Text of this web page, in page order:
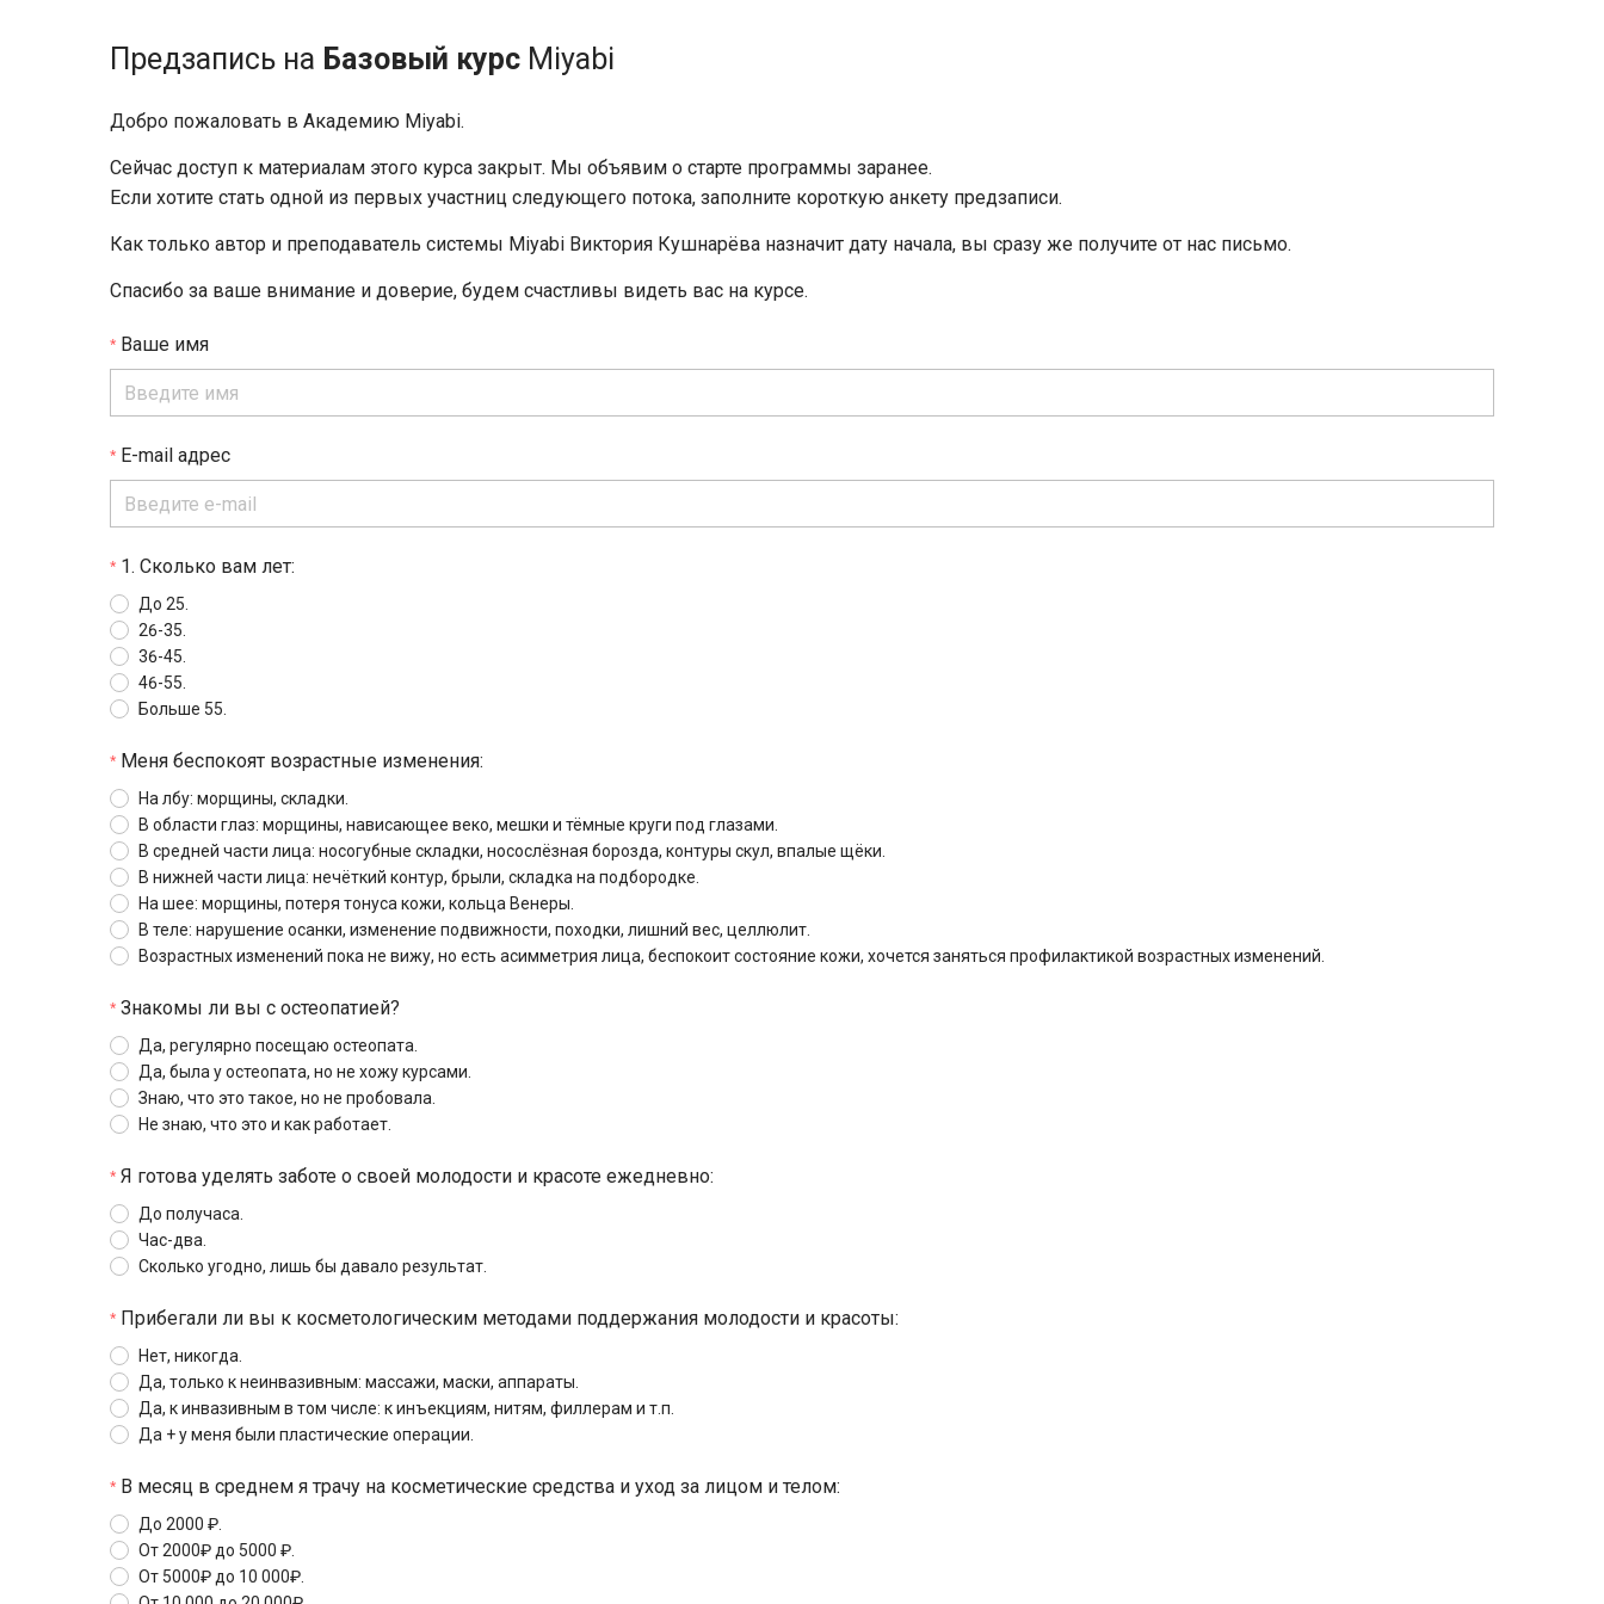
Предзапись на Базовый курс Miyabi
Добро пожаловать в Академию Miyabi.
Сейчас доступ к материалам этого курса закрыт. Мы объявим о старте программы заранее.
Если хотите стать одной из первых участниц следующего потока, заполните короткую анкету предзаписи.
Как только автор и преподаватель системы Miyabi Виктория Кушнарёва назначит дату начала, вы сразу же получите от нас письмо.
Спасибо за ваше внимание и доверие, будем счастливы видеть вас на курсе.
Ваше имя
E-mail адрес
1. Сколько вам лет:
До 25.
26-35.
36-45.
46-55.
Больше 55.
Меня беспокоят возрастные изменения:
На лбу: морщины, складки.
В области глаз: морщины, нависающее веко, мешки и тёмные круги под глазами.
В средней части лица: носогубные складки, носослёзная борозда, контуры скул, впалые щёки.
В нижней части лица: нечёткий контур, брыли, складка на подбородке.
На шее: морщины, потеря тонуса кожи, кольца Венеры.
В теле: нарушение осанки, изменение подвижности, походки, лишний вес, целлюлит.
Возрастных изменений пока не вижу, но есть асимметрия лица, беспокоит состояние кожи, хочется заняться профилактикой возрастных изменений.
Знакомы ли вы с остеопатией?
Да, регулярно посещаю остеопата.
Да, была у остеопата, но не хожу курсами.
Знаю, что это такое, но не пробовала.
Не знаю, что это и как работает.
Я готова уделять заботе о своей молодости и красоте ежедневно:
До получаса.
Час-два.
Сколько угодно, лишь бы давало результат.
Прибегали ли вы к косметологическим методами поддержания молодости и красоты:
Нет, никогда.
Да, только к неинвазивным: массажи, маски, аппараты.
Да, к инвазивным в том числе: к инъекциям, нитям, филлерам и т.п.
Да + у меня были пластические операции.
В месяц в среднем я трачу на косметические средства и уход за лицом и телом:
До 2000 ₽.
От 2000₽ до 5000 ₽.
От 5000₽ до 10 000₽.